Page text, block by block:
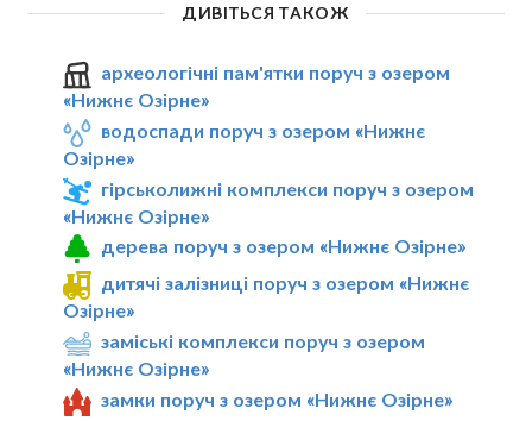
ДИВІТЬСЯ ТАКОЖ
археологічні пам'ятки поруч з озером
«Нижнє Озірне»
водоспади поруч з озером «Нижнє
Озірне»
гірськолижні комплекси поруч з озером
«Нижнє Озірне»
дерева поруч з озером «Нижнє Озірне»
дитячі залізниці поруч з озером «Нижнє
Озірне»
заміські комплекси поруч з озером
«Нижнє Озірне»
замки поруч з озером «Нижнє Озірне»